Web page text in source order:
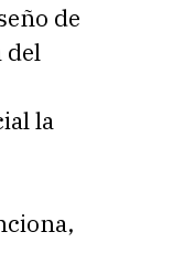
de
del
la